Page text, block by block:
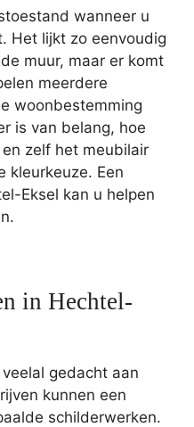
wanneer u
Het lijkt zo eenvoudig
muur, maar er komt
meerdere
woonbestemming
is van belang, hoe
zelf het meubilair
kleurkeuze. Een
Eksel kan u helpen
in Hechtel-
gedacht aan
kunnen een
schilderwerken.